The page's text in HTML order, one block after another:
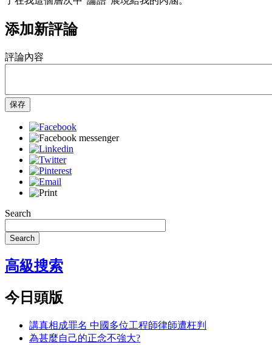
添加新評論
評論內容
保存
Search
Search
高級搜索
今日頭版
講真相成罪名 中國多位工程師律師遭枉判
為甚麼自己的正念不強大?